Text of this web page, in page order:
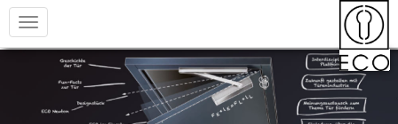
Toggle
navigation